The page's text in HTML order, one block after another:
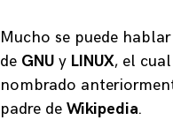
Mucho se puede
de GNU y LINUX, el
nombrado
padre de Wikipedia.